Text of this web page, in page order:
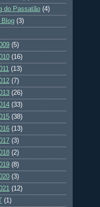
do Passatão (4)
Blog (3)
(5)
(16)
(13)
(7)
(26)
(33)
(38)
(13)
(3)
(2)
(8)
(3)
(12)
(1)